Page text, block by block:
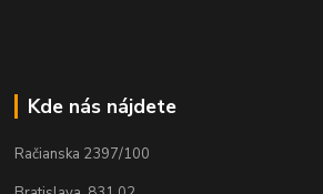
Kde nás nájdete
Račianska 2397/100